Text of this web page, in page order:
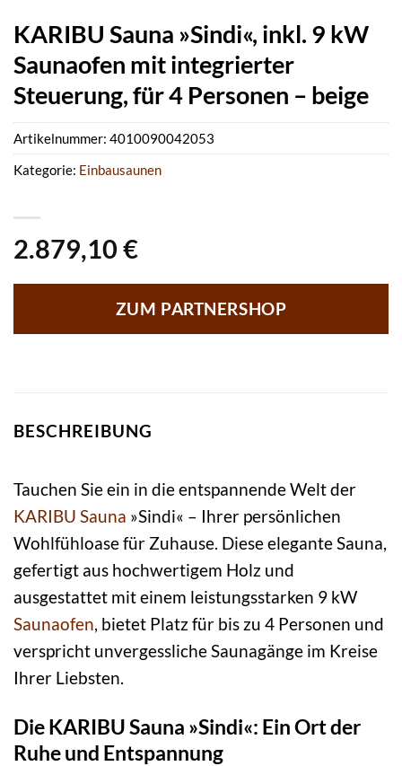
KARIBU Sauna »Sindi«, inkl. 9 kW
Saunaofen mit integrierter
Steuerung, für 4 Personen – beige
2.879,10 €
ZUM PARTNERSHOP
Artikelnummer: 4010090042053
Kategorie: Einbausaunen
BESCHREIBUNG
Tauchen Sie ein in die entspannende Welt der
KARIBU Sauna »Sindi« – Ihrer persönlichen
Wohlfühloase für Zuhause. Diese elegante Sauna,
gefertigt aus hochwertigem Holz und
ausgestattet mit einem leistungsstarken 9 kW
Saunaofen , bietet Platz für bis zu 4 Personen und
verspricht unvergessliche Saunagänge im Kreise
Ihrer Liebsten.
Die KARIBU Sauna »Sindi«: Ein Ort der
Ruhe und Entspannung